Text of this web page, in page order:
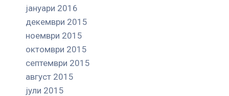
јануари 2016
декември 2015
ноември 2015
октомври 2015
септември 2015
август 2015
јули 2015